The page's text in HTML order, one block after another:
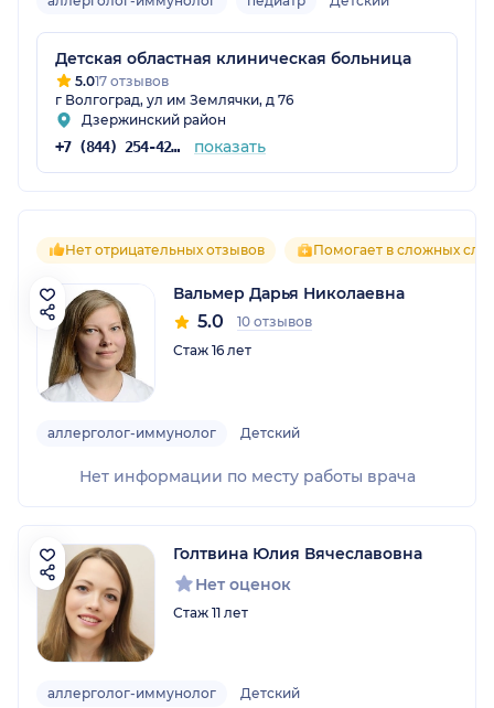
Детская областная клиническая больница
5.017 отзывов
г Волгоград, ул им Землячки, д 76
Дзержинский район
+7 (844) 254-42-92 показать
Нет отрицательных отзывов Помогает в сложных
Вальмер Дарья Николаевна
5.0
10 отзывов
Стаж 16 лет
аллерголог-иммунолог Детский
Нет информации по месту работы врача
Голтвина Юлия Вячеславовна
Нет оценок
Стаж 11 лет
аллерголог-иммунолог Детский